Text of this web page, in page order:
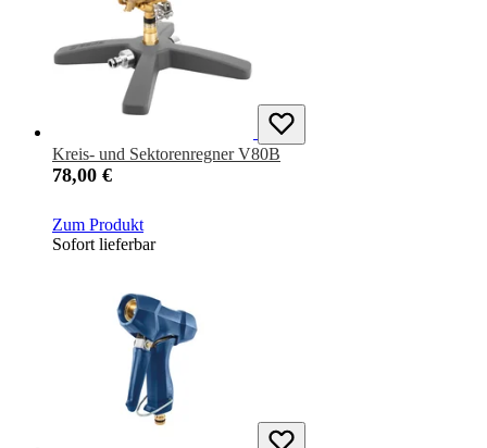
Kreis- und Sektorenregner V80B
78,00 €
Zum Produkt
Sofort lieferbar